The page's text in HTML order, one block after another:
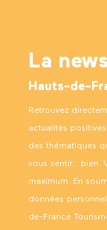
La
Hauts-de-
Retrouvez
actualités
des thématiques
vous sentir… bien.
maximum. En
données
de-France